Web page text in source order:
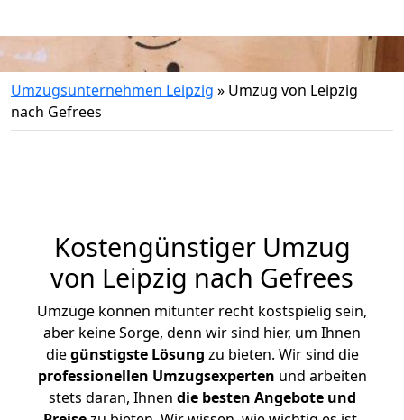
Umzugsunternehmen Leipzig » Umzug von Leipzig
nach Gefrees
Kostengünstiger Umzug
von Leipzig nach Gefrees
Umzüge können mitunter recht kostspielig sein,
aber keine Sorge, denn wir sind hier, um Ihnen
diegünstigste Lösung zu bieten. Wir sind die
professionellen Umzugsexperten und arbeiten
stets daran, Ihnen die besten Angebote und